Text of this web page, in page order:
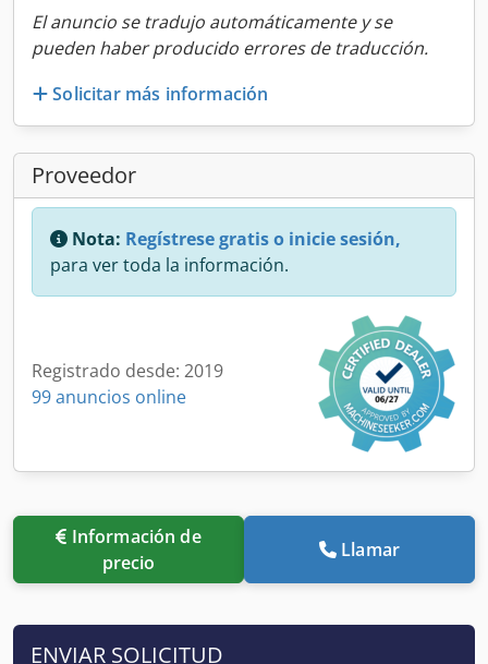
El anuncio se tradujo automáticamente y se
pueden haber producido errores de traducción.
Solicitar más información
Proveedor
Nota: Regístrese gratis o inicie sesión,
para ver toda la información.
Registrado desde: 2019
99 anuncios online
precio
Llamar
ENVIAR SOLICITUD